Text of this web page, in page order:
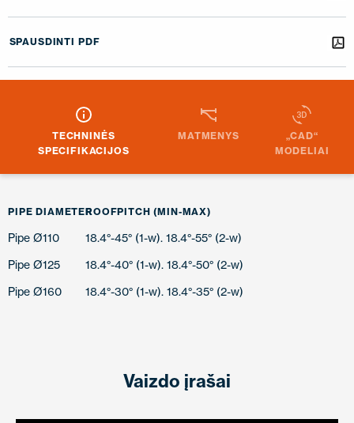
SPAUSDINTI PDF
TECHNINĖS
SPECIFIKACIJOS
MATMENYS
„CAD“
MODELIAI
PIPE DIAMETERROOFPITCH (MIN-MAX)
Pipe Ø110
18.4°-45° (1-w). 18.4°-55° (2-w)
Pipe Ø125
18.4°-40° (1-w). 18.4°-50° (2-w)
Pipe Ø160
18.4°-30° (1-w). 18.4°-35° (2-w)
Vaizdo įrašai